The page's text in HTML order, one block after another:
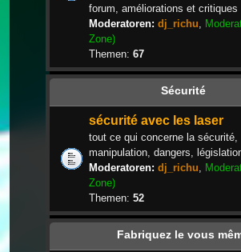
forum, améliorations et critiques
Moderatoren: dj_richu
Zone)
Themen: 67
Sécurité
sécurité avec les laser
tout ce qui concerne la sécurité,
manipulation, dangers,
Moderatoren: dj_richu
Zone)
Themen: 52
Fabriquez le vous